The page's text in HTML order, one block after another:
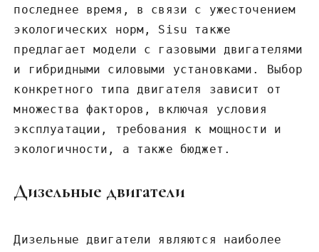
последнее время‚ в связи с ужесточением
экологических норм‚ Sisu также
предлагает модели с газовыми двигателями
и гибридными силовыми установками. Выбор
конкретного типа двигателя зависит от
множества факторов‚ включая условия
эксплуатации‚ требования к мощности и
экологичности‚ а также бюджет.
Дизельные двигатели
Дизельные двигатели являются наиболее